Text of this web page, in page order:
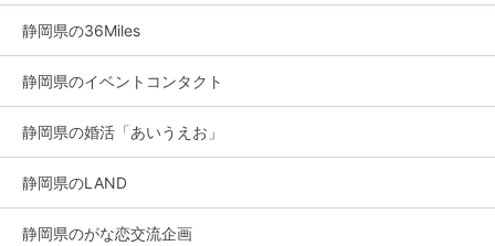
静岡県の36Miles
静岡県のイベントコンタクト
静岡県の婚活「あいうえお」
静岡県のLAND
静岡県のがな恋交流企画